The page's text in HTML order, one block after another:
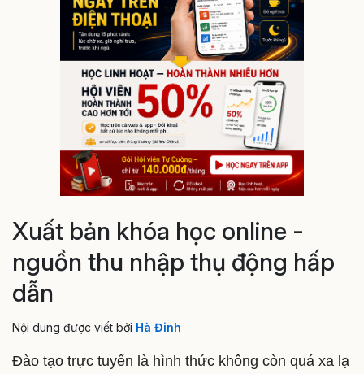
Xuất bản khóa học online -
nguồn thu nhập thụ động hấp
dẫn
Nội dung được viết bởi Hà Đinh
Đào tạo trực tuyến là hình thức không còn quá xa lạ